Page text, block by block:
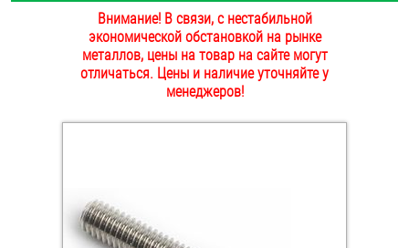
ОПЛАТА И ДОСТАВКА
НАШИ МАГАЗИНЫ
Заклепки (Гайки-Заклепки)
Внимание! В связи, с нестабильной
экономической обстановкой на рынке
металлов, цены на товар на сайте могут
отличаться. Цены и наличие уточняйте у
менеджеров!